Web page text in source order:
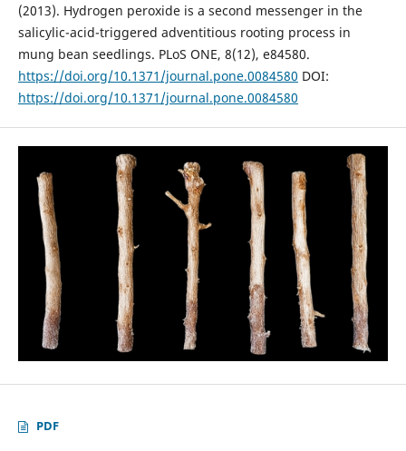
(2013). Hydrogen peroxide is a second messenger in the
salicylic-acid-triggered adventitious rooting process in
mung bean seedlings. PLoS ONE, 8(12), e84580.
https://doi.org/10.1371/journal.pone.0084580 DOI:
https://doi.org/10.1371/journal.pone.0084580
PDF